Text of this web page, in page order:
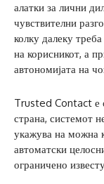
алатки за лични
чувствителни
колку далеку
на корисникот, а
автономијата на
Trusted Contact е
страна, системот
укажува на можна
автоматски
ограничено